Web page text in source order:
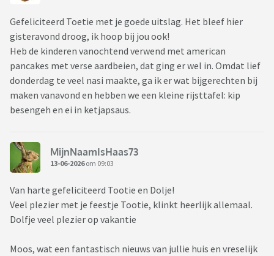
Gefeliciteerd Toetie met je goede uitslag. Het bleef hier
gisteravond droog, ik hoop bij jou ook!
Heb de kinderen vanochtend verwend met american
pancakes met verse aardbeien, dat ging er wel in. Omdat lief
donderdag te veel nasi maakte, ga ik er wat bijgerechten bij
maken vanavond en hebben we een kleine rijsttafel: kip
besengeh en ei in ketjapsaus.
MijnNaamIsHaas73
13-06-2026om 09:03
Van harte gefeliciteerd Tootie en Dolje!
Veel plezier met je feestje Tootie, klinkt heerlijk allemaal.
Dolfje veel plezier op vakantie
Moos, wat een fantastisch nieuws van jullie huis en vreselijk